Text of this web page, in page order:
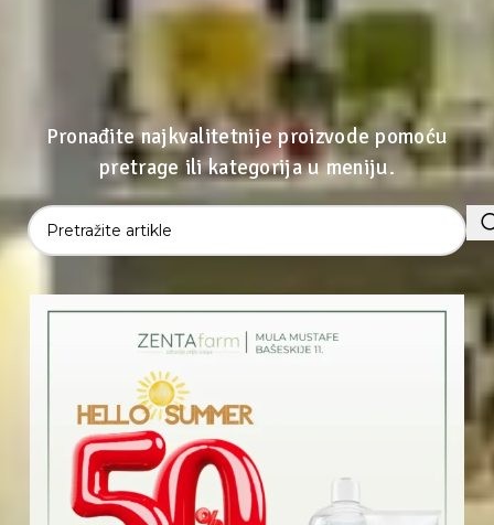
Pronađite najkvalitetnije proizvode pomoću
pretrage ili kategorija u meniju.